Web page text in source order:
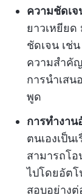
ความชัดเจ
ยาวเหยียด
ชัดเจน เช่
ความสำคั
การนำเส
พูด
การทำงา
ตนเองเป็น
สามารถโอ
ไปโดยอัตโ
สอบอย่างต่